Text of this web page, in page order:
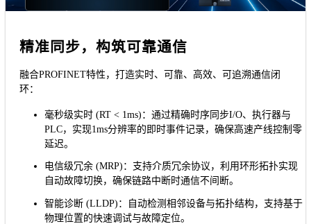
精准同步，构筑可靠通信
融合PROFINET特性，打造实时、可靠、高效、可追溯通信闭
环：
毫秒级实时 (RT < 1ms)：通过精确时序同步I/O、执行器与
PLC，实现1ms分辨率的即时事件记录，确保高速产线控制零
延迟。
电信级冗余 (MRP)：支持介质冗余协议，利用环形拓扑实现
自动故障切换，确保链路中断时通信不间断。
智能诊断 (LLDP)：自动检测相邻设备与拓扑结构，支持基于
物理位置的快速调试与故障定位。